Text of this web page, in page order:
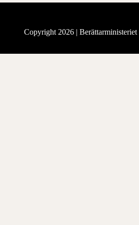
Copyright 2026 | Berättarministeriet